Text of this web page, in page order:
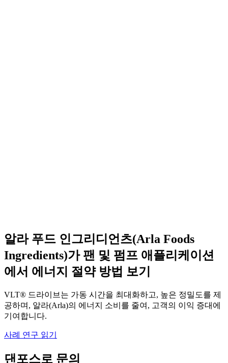
알라 푸드 인그리디언츠(Arla Foods
Ingredients)가 팬 및 펌프 애플리케이션
에서 에너지 절약 방법 보기
VLT® 드라이브는 가동 시간을 최대화하고, 높은 정밀도를 제
공하며, 알라(Arla)의 에너지 소비를 줄여, 고객의 이익 증대에
기여합니다.
사례 연구 읽기
댄포스로 문의